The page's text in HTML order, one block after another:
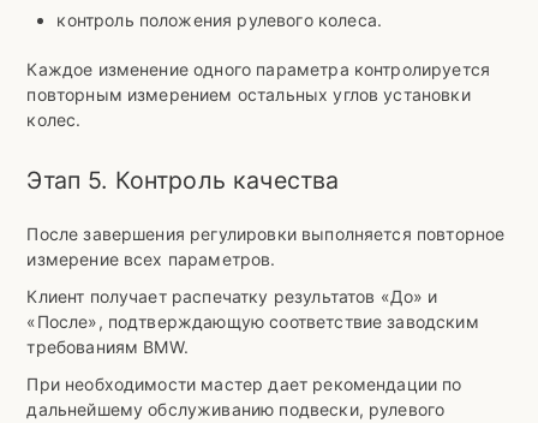
контроль положения рулевого колеса.
Каждое изменение одного параметра контролируется
повторным измерением остальных углов установки
колес.
Этап 5. Контроль качества
После завершения регулировки выполняется повторное
измерение всех параметров.
Клиент получает распечатку результатов «До» и
«После», подтверждающую соответствие заводским
требованиям BMW.
При необходимости мастер дает рекомендации по
дальнейшему обслуживанию подвески, рулевого